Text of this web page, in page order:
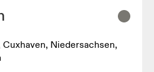
Niedersachsen,